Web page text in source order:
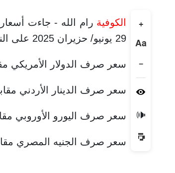
+
Aa
−
🔊
الكوفية رام الله - جاءت أسعار
29 يونيو/ حزيران 2025 على النحو التالي:
سعر صرف الدولار الأمريكي مقابل 3.38
سعر صرف الدينار الأردني مقابل 4.78
سعر صرف اليورو الأوروبي مقابل 3.96
سعر صرف الجنيه المصري مقابل 0.067